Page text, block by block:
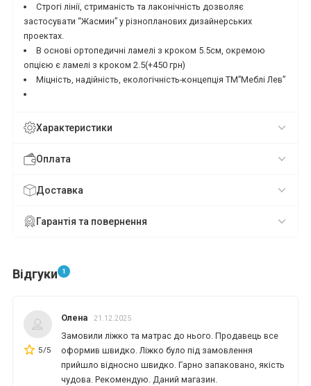
Строгі лінії, стриманість та лаконічність дозволяє
застосувати “Жасмин” у різнопланових дизайнерських
проектах.
В основі ортопедичні ламелі з кроком 5.5см, окремою
опцією є ламелі з кроком 2.5(+450 грн)
Міцність, надійність, екологічність-концепція ТМ”Меблі Лев”
Характеристики
Оплата
Доставка
Гарантія та повернення
Відгуки 1
5/5
Олена 21.12.2025
Замовили ліжко та матрас до нього. Продавець все
оформив швидко. Ліжко було під замовлення
прийшло відносно швидко. Гарно запаковано, якість
чудова. Рекомендую. Даний магазин.